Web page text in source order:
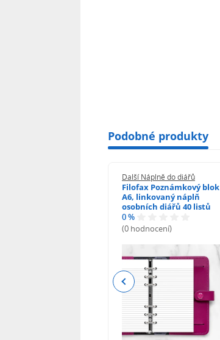
Podobné produkty
Další Náplně do diářů
Filofax Poznámkový blok
A6, linkovaný náplň
osobních diářů 40 listů
0 %
(0 hodnocení)
Previous